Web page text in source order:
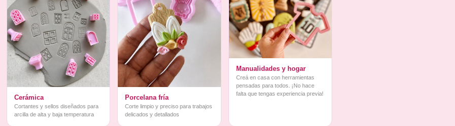
Cerámica
Cortantes y sellos diseñados para
arcilla de alta y baja temperatura
Porcelana fría
Corte limpio y preciso para trabajos
delicados y detallados
Manualidades y hogar
Creá en casa con herramientas
pensadas para todos. ¡No hace
falta que tengas experiencia previa!